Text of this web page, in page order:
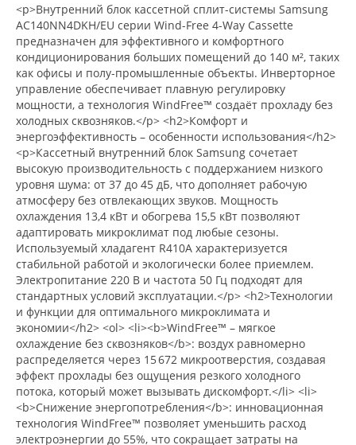
<p>Внутренний блок кассетной сплит-системы Samsung
AC140NN4DKH/EU серии Wind-Free 4-Way Cassette
предназначен для эффективного и комфортного
кондиционирования больших помещений до 140 м², таких
как офисы и полу-промышленные объекты. Инверторное
управление обеспечивает плавную регулировку
мощности, а технология WindFree™ создаёт прохладу без
холодных сквозняков.</p> <h2>Комфорт и
энергоэффективность – особенности использования</h2>
<p>Кассетный внутренний блок Samsung сочетает
высокую производительность с поддержанием низкого
уровня шума: от 37 до 45 дБ, что дополняет рабочую
атмосферу без отвлекающих звуков. Мощность
охлаждения 13,4 кВт и обогрева 15,5 кВт позволяют
адаптировать микроклимат под любые сезоны.
Используемый хладагент R410A характеризуется
стабильной работой и экологически более приемлем.
Электропитание 220 В и частота 50 Гц подходят для
стандартных условий эксплуатации.</p> <h2>Технологии
и функции для оптимального микроклимата и
экономии</h2> <ol> <li><b>WindFree™ – мягкое
охлаждение без сквозняков</b>: воздух равномерно
распределяется через 15 672 микроотверстия, создавая
эффект прохлады без ощущения резкого холодного
потока, который может вызывать дискомфорт.</li> <li>
<b>Снижение энергопотребления</b>: инновационная
технология WindFree™ позволяет уменьшить расход
электроэнергии до 55%, что сокращает затраты на